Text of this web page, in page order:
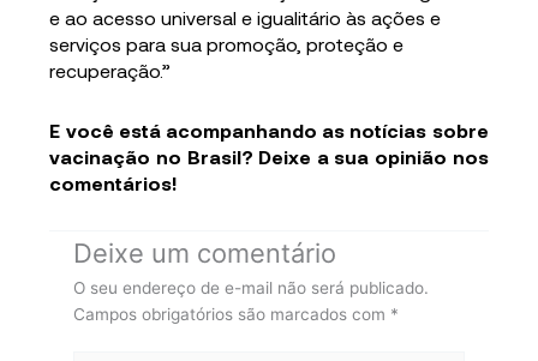
e ao acesso universal e igualitário às ações e
serviços para sua promoção, proteção e
recuperação.”
E você está acompanhando as notícias sobre
vacinação no Brasil? Deixe a sua opinião nos
comentários!
Deixe um comentário
O seu endereço de e-mail não será publicado.
Campos obrigatórios são marcados com *